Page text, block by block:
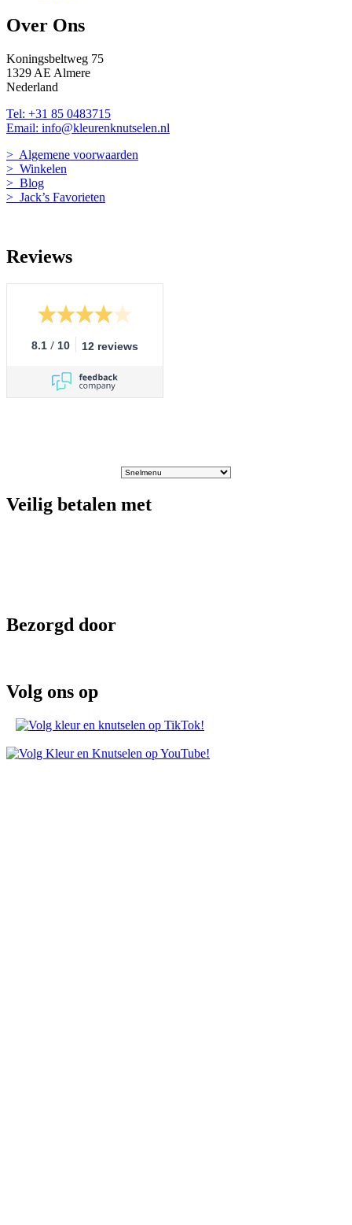
Over Ons
Koningsbeltweg 75
1329 AE Almere
Nederland
Tel: +31 85 0483715
Email: info@kleurenknutselen.nl
> Algemene voorwaarden
> Winkelen
> Blog
> Jack’s Favorieten
Reviews
8.1 / 10 12 reviews
Veilig betalen met
Bezorgd door
Volg ons op